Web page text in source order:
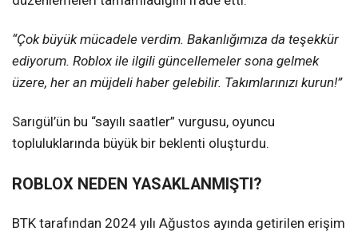
“Çok büyük mücadele verdim. Bakanlığımıza da teşekkür
ediyorum. Roblox ile ilgili güncellemeler sona gelmek
üzere, her an müjdeli haber gelebilir. Takımlarınızı kurun!”
Sarıgül’ün bu “sayılı saatler” vurgusu, oyuncu
topluluklarında büyük bir beklenti oluşturdu.
ROBLOX NEDEN YASAKLANMIŞTI?
BTK tarafından 2024 yılı Ağustos ayında getirilen erişim